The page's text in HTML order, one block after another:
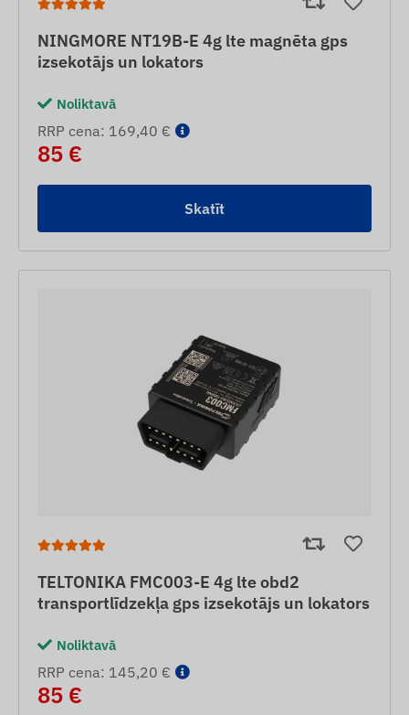
NINGMORE NT19B-E 4g lte magnēta gps
izsekotājs un lokators
Noliktavā
RRP cena: 169,40 €
85 €
Skatīt
TELTONIKA FMC003-E 4g lte obd2
transportlīdzekļa gps izsekotājs un lokators
Noliktavā
RRP cena: 145,20 €
85 €